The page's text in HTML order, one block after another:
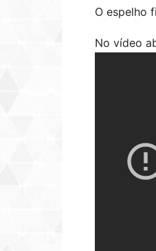
O espelho
No vídeo